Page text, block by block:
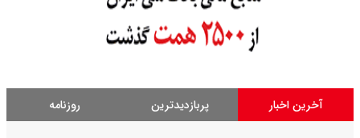
آخرین اخبار پربازدیدترین روزنامه